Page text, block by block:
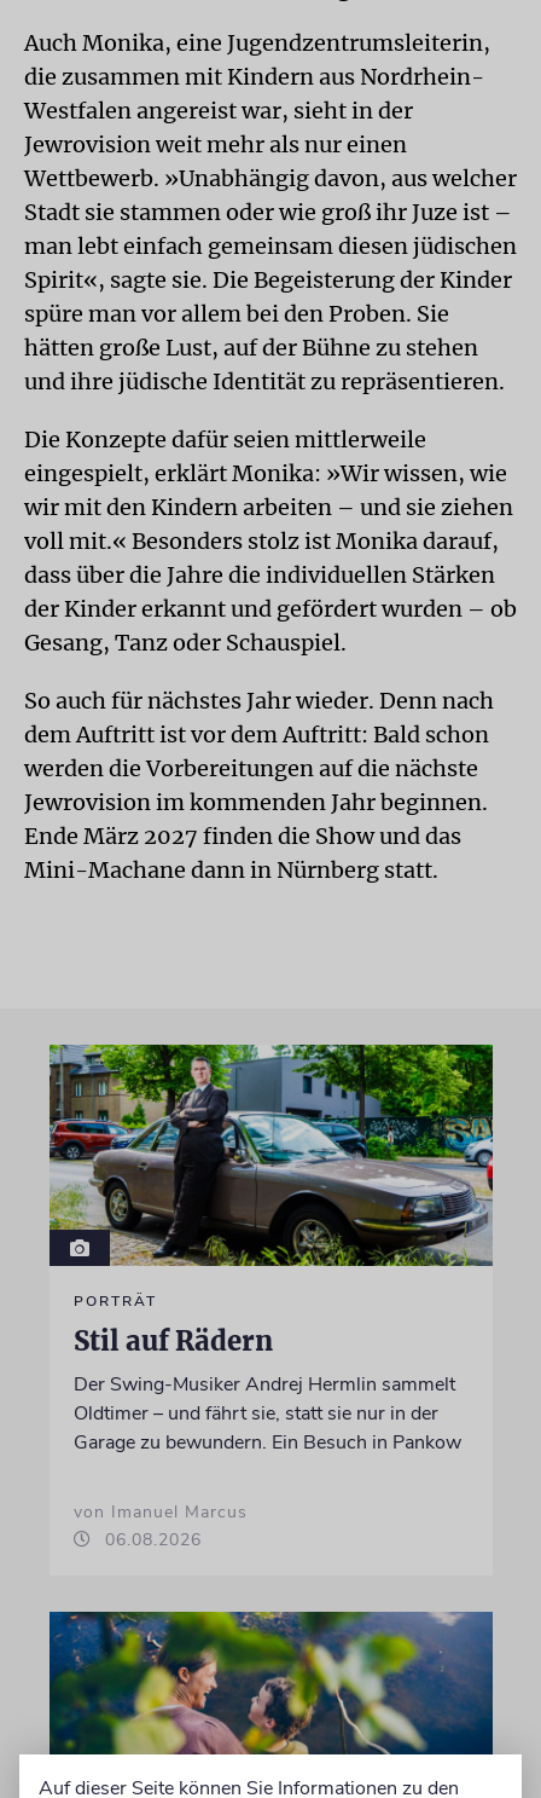
Auch Monika, eine Jugendzentrumsleiterin,
die zusammen mit Kindern aus Nordrhein-
Westfalen angereist war, sieht in der
Jewrovision weit mehr als nur einen
Wettbewerb. »Unabhängig davon, aus welcher
Stadt sie stammen oder wie groß ihr Juze ist –
man lebt einfach gemeinsam diesen jüdischen
Spirit«, sagte sie. Die Begeisterung der Kinder
spüre man vor allem bei den Proben. Sie
hätten große Lust, auf der Bühne zu stehen
und ihre jüdische Identität zu repräsentieren.
Die Konzepte dafür seien mittlerweile
eingespielt, erklärt Monika: »Wir wissen, wie
wir mit den Kindern arbeiten – und sie ziehen
voll mit.« Besonders stolz ist Monika darauf,
dass über die Jahre die individuellen Stärken
der Kinder erkannt und gefördert wurden – ob
Gesang, Tanz oder Schauspiel.
So auch für nächstes Jahr wieder. Denn nach
dem Auftritt ist vor dem Auftritt: Bald schon
werden die Vorbereitungen auf die nächste
Jewrovision im kommenden Jahr beginnen.
Ende März 2027 finden die Show und das
Mini-Machane dann in Nürnberg statt.
PORTRÄT
Stil auf Rädern
Der Swing-Musiker Andrej Hermlin sammelt
Oldtimer – und fährt sie, statt sie nur in der
Garage zu bewundern. Ein Besuch in Pankow
von Imanuel Marcus
06.08.2026
Auf dieser Seite können Sie Informationen zu den